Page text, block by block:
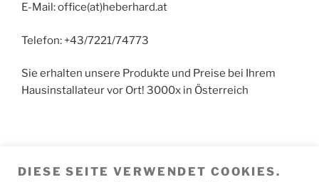
E-Mail: office(at)heberhard.at
Telefon: +43/7221/74773
Sie erhalten unsere Produkte und Preise bei Ihrem
Hausinstallateur vor Ort! 3000x in Österreich
Versand der Fertigungs-Produkte erfolgt direkt von
DIESE SEITE VERWENDET COOKIES.